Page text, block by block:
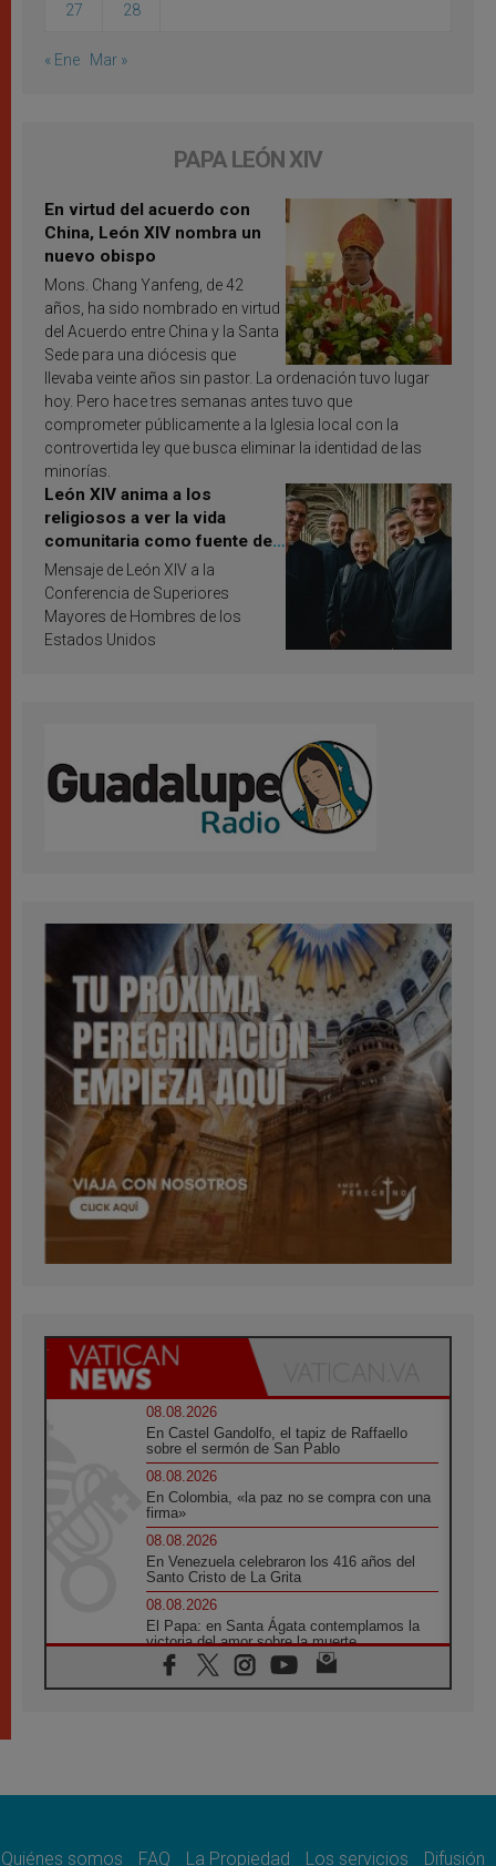
27 28
« Ene Mar »
PAPA LEÓN XIV
En virtud del acuerdo con
China, León XIV nombra un
nuevo obispo
Mons. Chang Yanfeng, de 42
años, ha sido nombrado en virtud
del Acuerdo entre China y la Santa
Sede para una diócesis que
llevaba veinte años sin pastor. La ordenación tuvo lugar
hoy. Pero hace tres semanas antes tuvo que
comprometer públicamente a la Iglesia local con la
controvertida ley que busca eliminar la identidad de las
minorías.
León XIV anima a los
religiosos a ver la vida
comunitaria como fuente de
inspiración y santificación
Mensaje de León XIV a la
Conferencia de Superiores
Mayores de Hombres de los
Estados Unidos
08.08.2026
En Castel Gandolfo, el tapiz de Raffaello
sobre el sermón de San Pablo
08.08.2026
En Colombia, «la paz no se compra con una
firma»
08.08.2026
En Venezuela celebraron los 416 años del
Santo Cristo de La Grita
08.08.2026
El Papa: en Santa Ágata contemplamos la
victoria del amor sobre la muerte
08.08.2026
León XIV visitará el Santuario de la Madre
07.08.2026
07.08.2026
Quiénes somos FAQ La Propiedad Los servicios Difusión